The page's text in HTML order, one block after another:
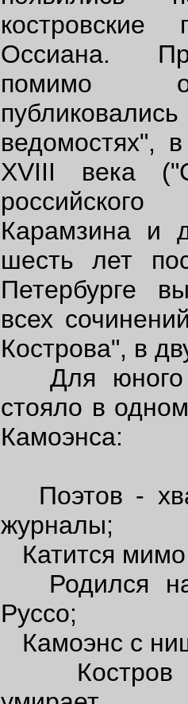
Оссиана.
помимо
ведомостях",
XVIII века
Карамзина и
шесть лет
Петербурге
всех
Кострова", в
Для юного
стояло в
Камоэнса:
Поэтов -
журналы;
Катится
Родился
Руссо;
Камоэнс с
Костров